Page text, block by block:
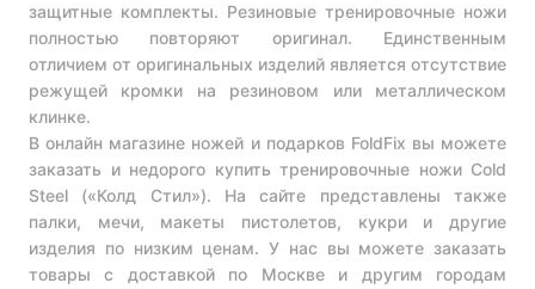
защитные комплекты. Резиновые тренировочные ножи
полностью повторяют оригинал. Единственным
отличием от оригинальных изделий является отсутствие
режущей кромки на резиновом или металлическом
клинке.
В онлайн магазине ножей и подарков FoldFix вы можете
заказать и недорого купить тренировочные ножи Cold
Steel («Колд Стил»). На сайте представлены также
палки, мечи, макеты пистолетов, кукри и другие
изделия по низким ценам. У нас вы можете заказать
товары с доставкой по Москве и другим городам